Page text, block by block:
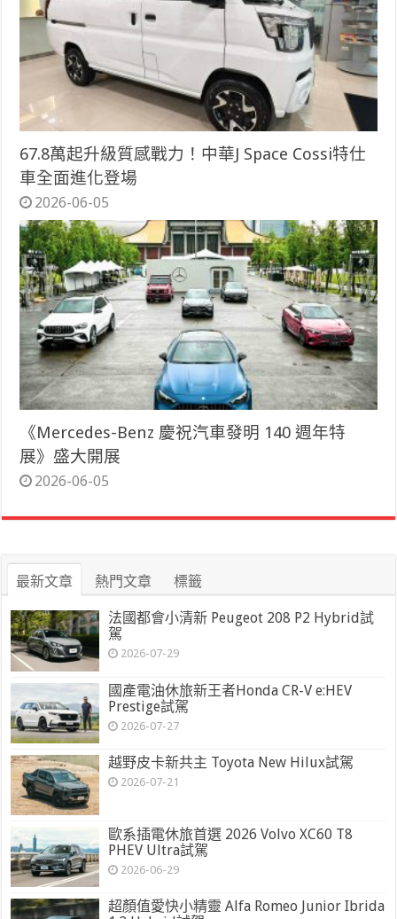
67.8萬起升級質感戰力！中華J Space Cossi特仕
車全面進化登場
2026-06-05
《Mercedes-Benz 慶祝汽車發明 140 週年特
展》盛大開展
2026-06-05
最新文章 熱門文章 標籤
法國都會小清新 Peugeot 208 P2 Hybrid試
駕
2026-07-29
國產電油休旅新王者Honda CR-V e:HEV
Prestige試駕
2026-07-27
越野皮卡新共主 Toyota New Hilux試駕
2026-07-21
歐系插電休旅首選 2026 Volvo XC60 T8
PHEV Ultra試駕
2026-06-29
超顏值愛快小精靈 Alfa Romeo Junior Ibrida